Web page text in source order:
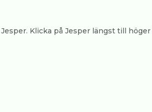
Klicka på Jesper längst till höger